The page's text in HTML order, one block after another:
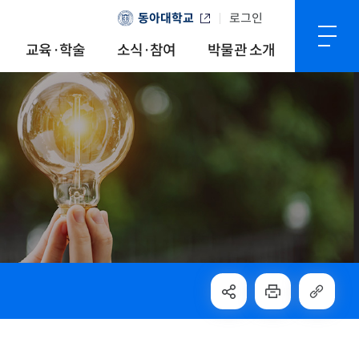
동아대학교 로그인
교육·학술 소식·참여 박물관 소개